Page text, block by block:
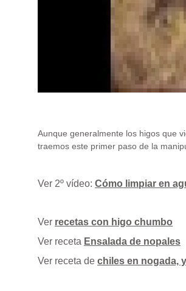
Aunque generalmente los higos que
traemos este primer paso de la
Ver 2º vídeo: Cómo limpiar en
Ver recetas con higo chumbo
Ver receta Ensalada de nopales
Ver receta de chiles en nogada,